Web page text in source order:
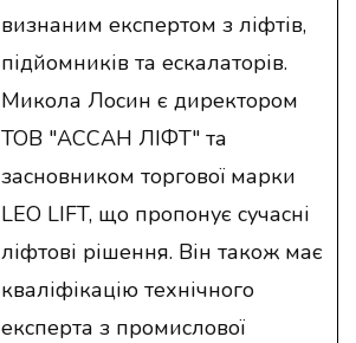
визнаним експертом з ліфтів,
підйомників та ескалаторів.
Микола Лосин є директором
ТОВ "АССАН ЛІФТ" та
засновником торгової марки
LEO LIFT, що пропонує сучасні
ліфтові рішення. Він також має
кваліфікацію технічного
експерта з промислової